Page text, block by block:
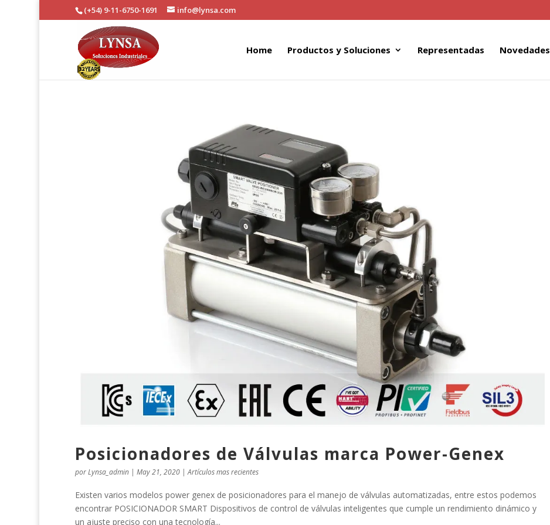
(+54) 9-11-6750-1691 info@lynsa.com
Home Productos y Soluciones Representadas Novedades
Posicionadores de Válvulas marca Power-Genex
porLynsa_admin| May 21, 2020|Artículos mas recientes
Existen varios modelos power genex de posicionadores para el manejo de válvulas automatizadas, entre estos podemos
encontrar POSICIONADOR SMART Dispositivos de control de válvulas inteligentes que cumple un rendimiento dinámico y
un ajuste preciso con una tecnología...